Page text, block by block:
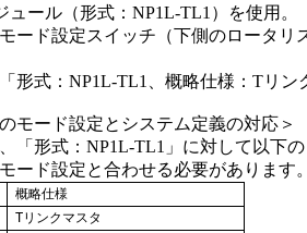
ール（形式：NP1L-TL1）を使用。
ード設定スイッチ（下側のロータリ
形式：NP1L-TL1、概略仕様：Tリン
モード設定とシステム定義の対応＞
「形式：NP1L-TL1」に対して以下
ード設定と合わせる必要があります。
概略仕様
Tリンクマスタ